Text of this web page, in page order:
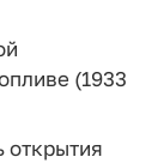
(1933
открытия